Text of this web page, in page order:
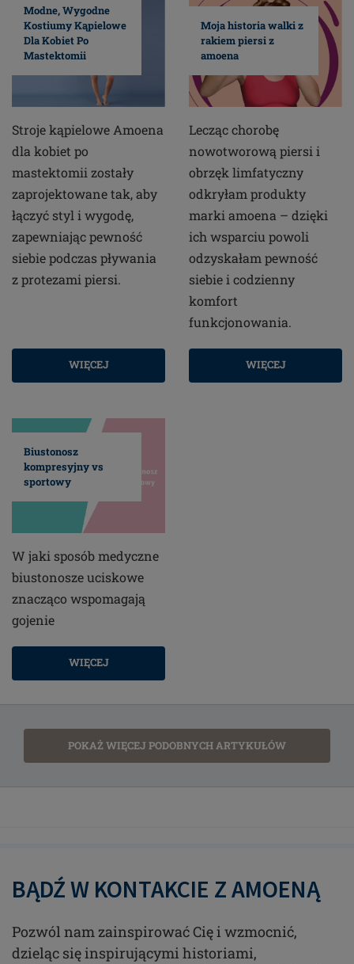
Modne, Wygodne
Kostiumy Kąpielowe
Dla Kobiet Po
Mastektomii
Stroje kąpielowe Amoena
dla kobiet po
mastektomii zostały
zaprojektowane tak, aby
łączyć styl i wygodę,
zapewniając pewność
siebie podczas pływania
z protezami piersi.
WIĘCEJ
Moja historia walki z
rakiem piersi z
amoena
Lecząc chorobę
nowotworową piersi i
obrzęk limfatyczny
odkryłam produkty
marki amoena – dzięki
ich wsparciu powoli
odzyskałam pewność
siebie i codzienny
komfort
funkcjonowania.
WIĘCEJ
Biustonosz
kompresyjny vs
sportowy
W jaki sposób medyczne
biustonosze uciskowe
znacząco wspomagają
gojenie
WIĘCEJ
POKAŻ WIĘCEJ PODOBNYCH ARTYKUŁÓW
BĄDŹ W KONTAKCIE Z AMOENĄ
Pozwól nam zainspirować Cię i wzmocnić,
dzieląc się inspirującymi historiami,